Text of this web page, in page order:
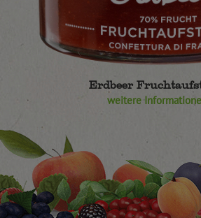
Erdbeer
weitere